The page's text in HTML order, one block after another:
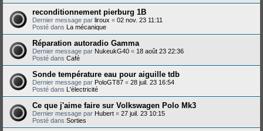
reconditionnement pierburg 1B
Dernier message par liroux « 02 nov. 23 11:11
Posté dans La mécanique
Réparation autoradio Gamma
Dernier message par NukeukG40 « 18 août 23 22:36
Posté dans Café
Sonde température eau pour aiguille tdb
Dernier message par PoloGT87 « 28 juil. 23 16:54
Posté dans L'électricité
Ce que j'aime faire sur Volkswagen Polo Mk3
Dernier message par Hubert « 27 juil. 23 10:15
Posté dans Sorties